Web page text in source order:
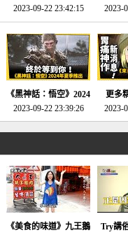
場》將推出「重製
版」!!!今年就能玩到!!-
電玩宅速配20230124
2023-09-22 23:42:15
SE社
動作角
電玩宅
2023-
《黑神話：悟空》2024
年夏季推出！確定不會
延期齁？-電玩宅速配
2023-09-22 23:39:26
更多
《來
金鄉
2023-
《美食的味道》九王鵝
Try講